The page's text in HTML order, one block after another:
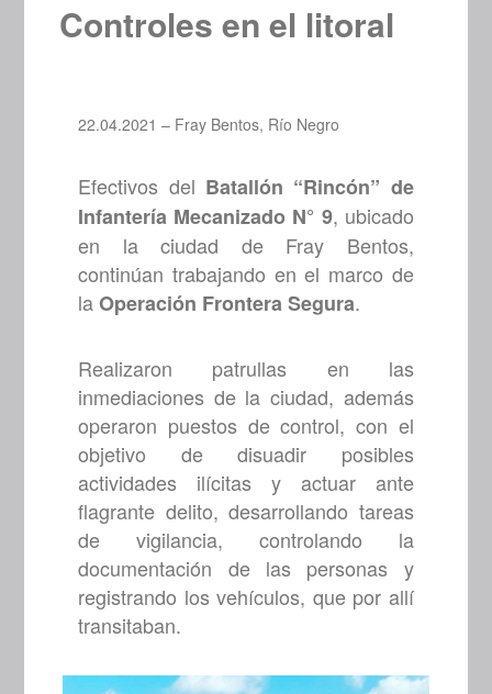
Controles en el litoral
22.04.2021 – Fray Bentos, Río Negro
Efectivos del Batallón “Rincón” de
Infantería Mecanizado N° 9, ubicado
en la ciudad de Fray Bentos,
continúan trabajando en el marco de
laOperación Frontera Segura.
Realizaron patrullas en las
inmediaciones de la ciudad, además
operaron puestos de control, con el
objetivo de disuadir posibles
actividades ilícitas y actuar ante
flagrante delito, desarrollando tareas
de vigilancia, controlando la
documentación de las personas y
registrando los vehículos, que por allí
transitaban.